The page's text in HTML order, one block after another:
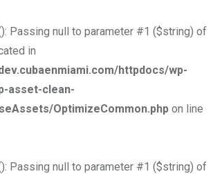
Passing null to parameter #1 ($string) of
in
httpdocs/wp-
asset-clean-
OptimizeCommon.php on line
Passing null to parameter #1 ($string) of